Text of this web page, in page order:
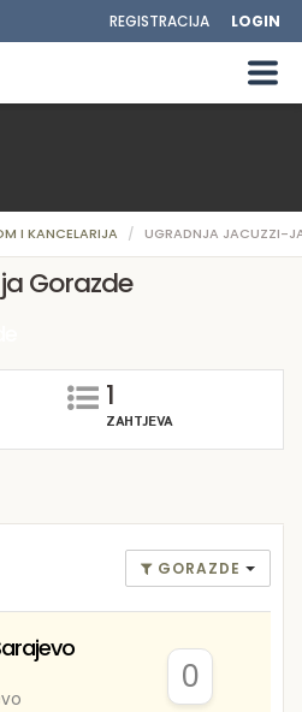
REGISTRACIJA LOGIN
I KANCELARIJA UGRADNJA JACUZZI-
Gorazde
1
ZAHTJEVA
GORAZDE
0